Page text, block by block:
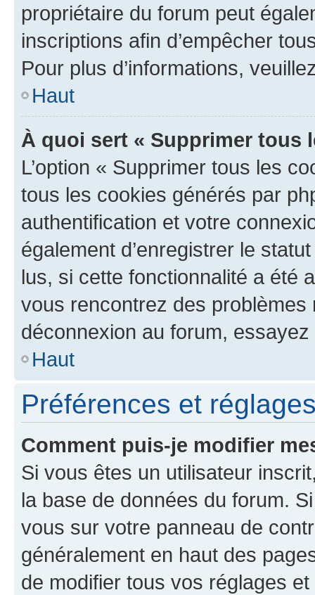
propriétaire du forum peut
inscriptions afin d’empêcher
Pour plus d’informations,
Haut
À quoi sert « Supprimer tous
L’option « Supprimer tous les
tous les cookies générés par
authentification et votre
également d’enregistrer le
lus, si cette fonctionnalité a été
vous rencontrez des
déconnexion au forum,
Haut
Préférences et
Comment puis-je modifier
Si vous êtes un utilisateur
la base de données du forum.
vous sur votre panneau de
généralement en haut des
de modifier tous vos réglages